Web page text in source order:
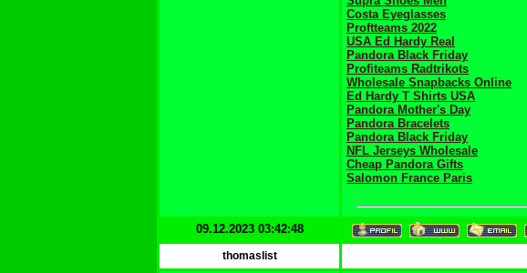
Costa Eyeglasses
Proftteams 2022
USA Ed Hardy Real
Pandora Black Friday
Profiteams Radtrikots
Wholesale Snapbacks Online
Ed Hardy T Shirts USA
Pandora Mother's Day
Pandora Bracelets
Pandora Black Friday
NFL Jerseys Wholesale
Cheap Pandora Gifts
Salomon France Paris
09.12.2023 03:42:48
thomaslist